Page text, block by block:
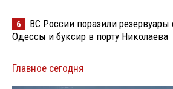
6
ВС России поразили резервуары
Одессы и буксир в порту Николаева
Главное сегодня